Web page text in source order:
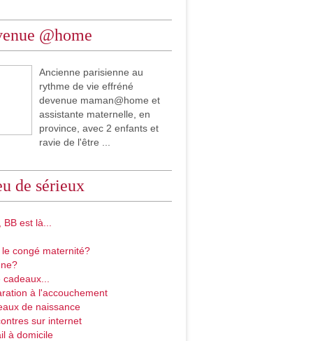
@home
Ancienne parisienne au
rythme de vie effréné
devenue maman@home et
assistante maternelle, en
province, avec 2 enfants et
ravie de l'être ...
de sérieux
est là...
congé maternité?
à l'accouchement
de naissance
sur internet
à domicile